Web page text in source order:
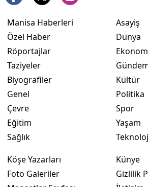
Manisa Haberleri
Özel Haber
Röportajlar
Taziyeler
Biyografiler
Genel
Çevre
Eğitim
Sağlık
Asayiş
Dünya
Kültür
Politika
Spor
Yaşam
Köşe Yazarları
Foto Galeriler
Künye
Gizlilik